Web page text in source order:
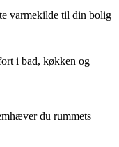
varmekilde til din bolig
i bad, køkken og
du rummets